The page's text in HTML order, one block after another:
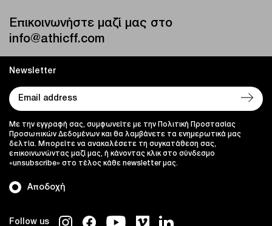
Επικοινωνήστε μαζί μας στο
info@athicff.com
Follow us
Newsletter
Αποδοχή
Με την εγγραφή σας, συμφωνείτε με την Πολιτική Προστασίας
Προσωπικών Δεδομένων και θα λαμβάνετε τα ενημερωτικά μας
δελτία. Μπορείτε να ανακαλέσετε τη συγκατάθεση σας,
επικοινωνώντας μαζί μας, ή κάνοντας κλικ στο σύνδεσμο
«unsubscribe» στο τέλος κάθε newsletter μας.